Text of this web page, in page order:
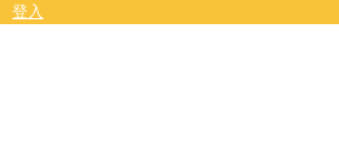
登入